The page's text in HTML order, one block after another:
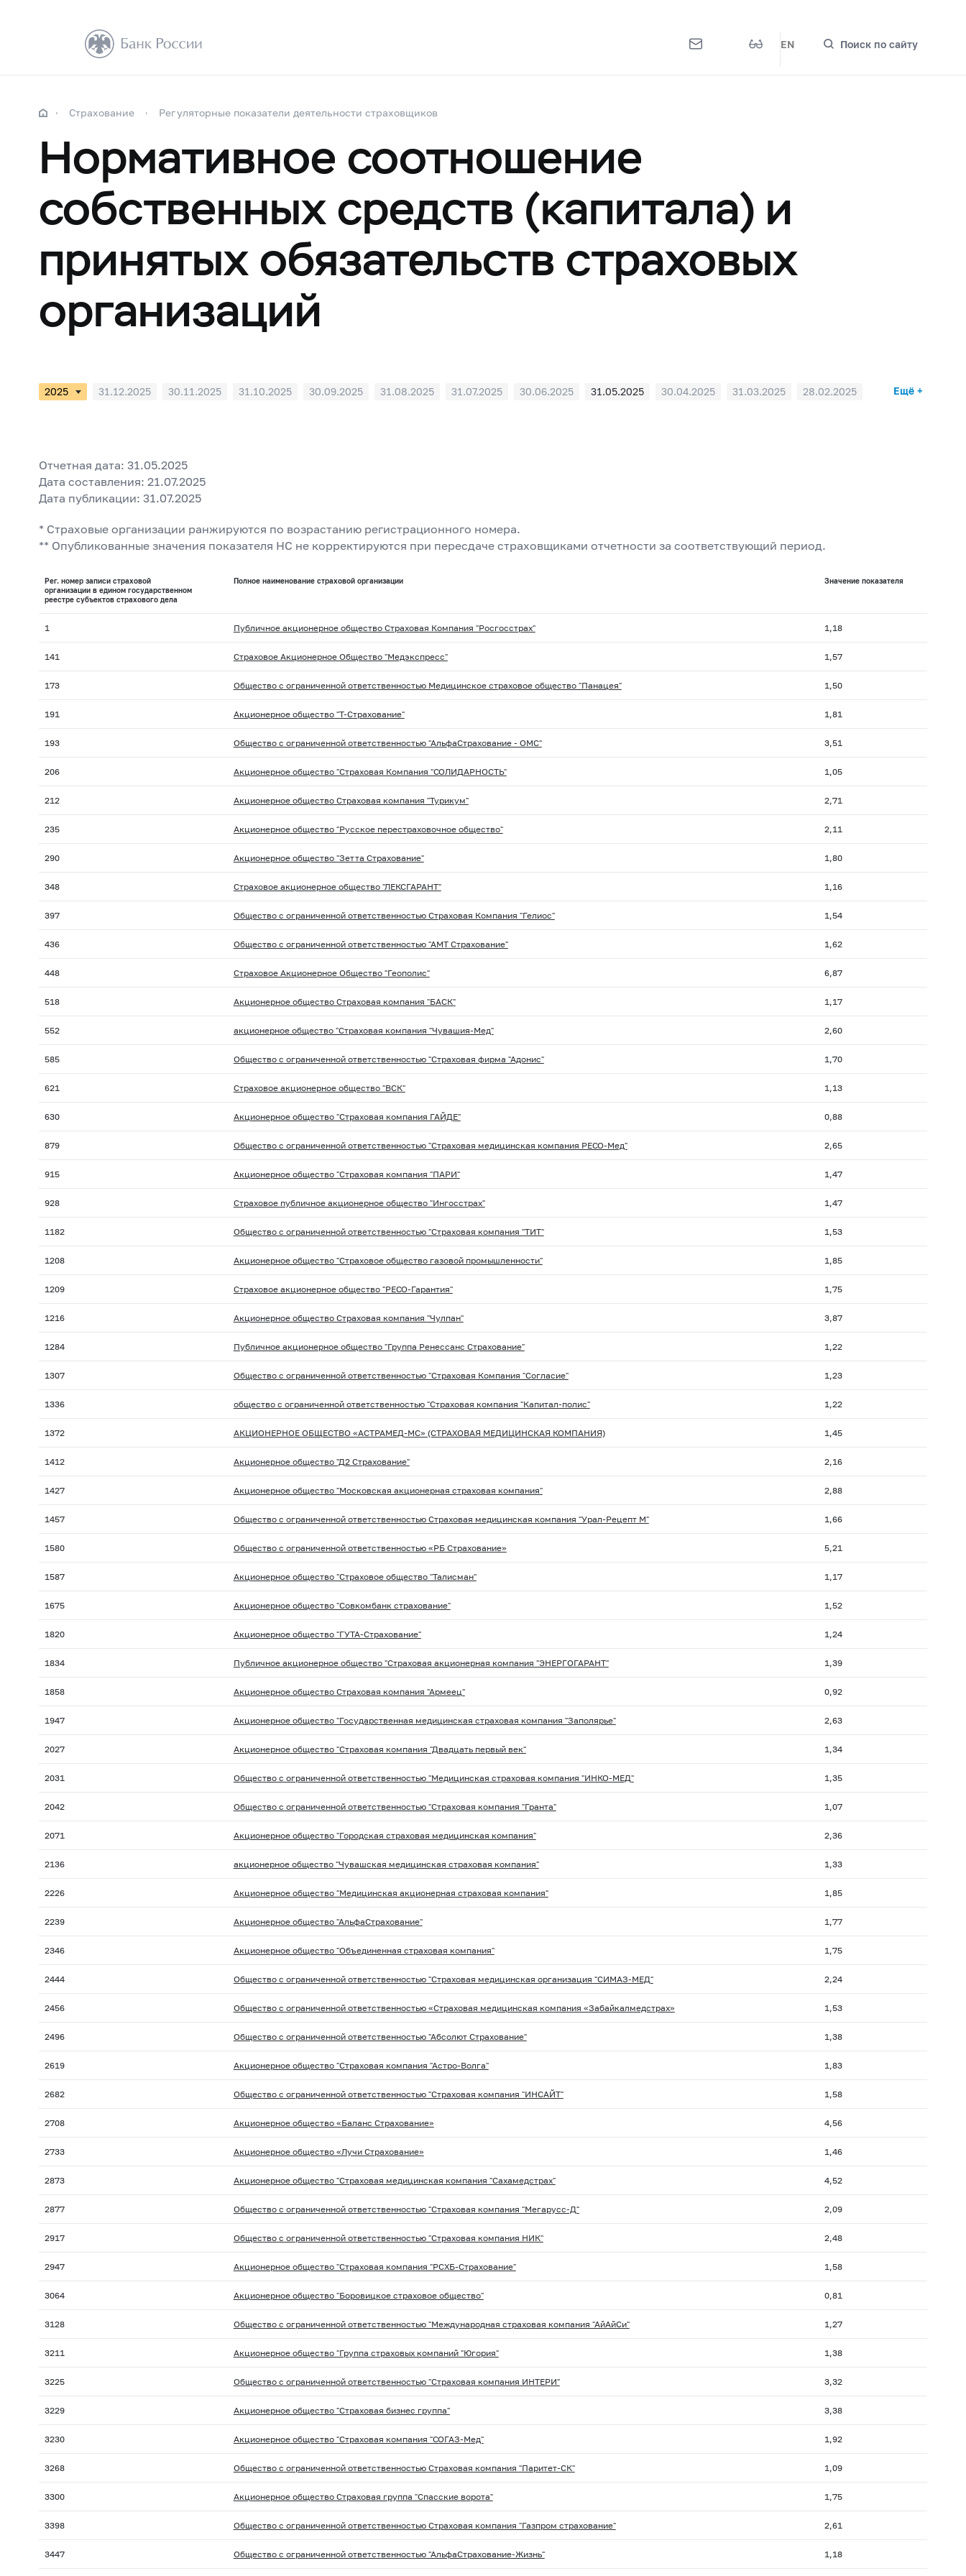
EN Поиск по сайту
Страхование Регуляторные показатели деятельности страховщиков
Нормативное соотношение
собственных средств (капитала) и
принятых обязательств страховых
организаций
31.12.2025 30.11.2025 31.10.2025 30.09.2025 31.08.2025 31.07.2025 30.06.2025 31.05.2025 30.04.2025 31.03.2025
28.02.2025
Ещё +
Отчетная дата: 31.05.2025
Дата составления: 21.07.2025
Дата публикации: 31.07.2025
* Страховые организации ранжируются по возрастанию регистрационного номера.
** Опубликованные значения показателя НС не корректируются при пересдаче страховщиками отчетности за соответствующий период.
Рег. номер записи страховой
организации в едином государственном
реестре субъектов страхового дела
Полное наименование страховой организации Значение показателя
1 Публичное акционерное общество Страховая Компания "Росгосстрах" 1,18
141 Страховое Акционерное Общество "Медэкспресс" 1,57
173 Общество с ограниченной ответственностью Медицинское страховое общество "Панацея" 1,50
191 Акционерное общество "Т-Страхование" 1,81
193 Общество с ограниченной ответственностью "АльфаСтрахование - ОМС" 3,51
206 Акционерное общество "Страховая Компания "СОЛИДАРНОСТЬ" 1,05
212 Акционерное общество Страховая компания "Турикум" 2,71
235 Акционерное общество "Русское перестраховочное общество" 2,11
290 Акционерное общество "Зетта Страхование" 1,80
348 Страховое акционерное общество "ЛЕКСГАРАНТ" 1,16
397 Общество с ограниченной ответственностью Страховая Компания "Гелиос" 1,54
436 Общество с ограниченной ответственностью "АМТ Страхование" 1,62
448 Страховое Акционерное Общество "Геополис" 6,87
518 Акционерное общество Страховая компания "БАСК" 1,17
552 акционерное общество "Страховая компания "Чувашия-Мед" 2,60
585 Общество с ограниченной ответственностью "Страховая фирма "Адонис" 1,70
621 Страховое акционерное общество "ВСК" 1,13
630 Акционерное общество "Страховая компания ГАЙДЕ" 0,88
879 Общество с ограниченной ответственностью "Страховая медицинская компания РЕСО-Мед" 2,65
915 Акционерное общество "Страховая компания "ПАРИ" 1,47
928 Страховое публичное акционерное общество "Ингосстрах" 1,47
1182 Общество с ограниченной ответственностью "Страховая компания "ТИТ" 1,53
1208 Акционерное общество "Страховое общество газовой промышленности" 1,85
1209 Страховое акционерное общество "РЕСО-Гарантия" 1,75
1216 Акционерное общество Страховая компания "Чулпан" 3,87
1284 Публичное акционерное общество "Группа Ренессанс Страхование" 1,22
1307 Общество с ограниченной ответственностью "Страховая Компания "Согласие" 1,23
1336 общество с ограниченной ответственностью "Страховая компания "Капитал-полис" 1,22
1372 АКЦИОНЕРНОЕ ОБЩЕСТВО «АСТРАМЕД-МС» (СТРАХОВАЯ МЕДИЦИНСКАЯ КОМПАНИЯ) 1,45
1412 Акционерное общество "Д2 Страхование" 2,16
1427 Акционерное общество "Московская акционерная страховая компания" 2,88
1457 Общество с ограниченной ответственностью Страховая медицинская компания "Урал-Рецепт М" 1,66
1580 Общество с ограниченной ответственностью «РБ Страхование» 5,21
1587 Акционерное общество "Страховое общество "Талисман" 1,17
1675 Акционерное общество "Совкомбанк страхование" 1,52
1820 Акционерное общество "ГУТА-Страхование" 1,24
1834 Публичное акционерное общество "Страховая акционерная компания "ЭНЕРГОГАРАНТ" 1,39
1858 Акционерное общество Страховая компания "Армеец" 0,92
1947 Акционерное общество "Государственная медицинская страховая компания "Заполярье" 2,63
2027 Акционерное общество "Страховая компания "Двадцать первый век" 1,34
2031 Общество с ограниченной ответственностью "Медицинская страховая компания "ИНКО-МЕД" 1,35
2042 Общество с ограниченной ответственностью "Страховая компания "Гранта" 1,07
2071 Акционерное общество "Городская страховая медицинская компания" 2,36
2136 акционерное общество "Чувашская медицинская страховая компания" 1,33
2226 Акционерное общество "Медицинская акционерная страховая компания" 1,85
2239 Акционерное общество "АльфаСтрахование" 1,77
2346 Акционерное общество "Объединенная страховая компания" 1,75
2444 Общество с ограниченной ответственностью "Страховая медицинская организация "СИМАЗ-МЕД" 2,24
2456 Общество с ограниченной ответственностью «Страховая медицинская компания «Забайкалмедстрах» 1,53
2496 Общество с ограниченной ответственностью "Абсолют Страхование" 1,38
2619 Акционерное общество "Страховая компания "Астро-Волга" 1,83
2682 Общество с ограниченной ответственностью "Страховая компания "ИНСАЙТ" 1,58
2708 Акционерное общество «Баланс Страхование» 4,56
2733 Акционерное общество «Лучи Страхование» 1,46
2873 Акционерное общество "Страховая медицинская компания "Сахамедстрах" 4,52
2877 Общество с ограниченной ответственностью "Страховая компания "Мегарусс-Д" 2,09
2917 Общество с ограниченной ответственностью "Страховая компания НИК" 2,48
2947 Акционерное общество "Страховая компания "РСХБ-Страхование" 1,58
3064 Акционерное общество "Боровицкое страховое общество" 0,81
3128 Общество с ограниченной ответственностью "Международная страховая компания "АйАйСи" 1,27
3211 Акционерное общество "Группа страховых компаний "Югория" 1,38
3225 Общество с ограниченной ответственностью "Страховая компания ИНТЕРИ" 3,32
3229 Акционерное общество "Страховая бизнес группа" 3,38
3230 Акционерное общество "Страховая компания "СОГАЗ-Мед" 1,92
3268 Общество с ограниченной ответственностью Страховая компания "Паритет-СК" 1,09
3300 Акционерное общество Страховая группа "Спасские ворота" 1,75
3398 Общество с ограниченной ответственностью Страховая компания "Газпром страхование" 2,61
3447 Общество с ограниченной ответственностью "АльфаСтрахование-Жизнь" 1,18